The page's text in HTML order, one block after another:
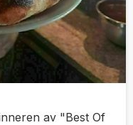
av "Best Of